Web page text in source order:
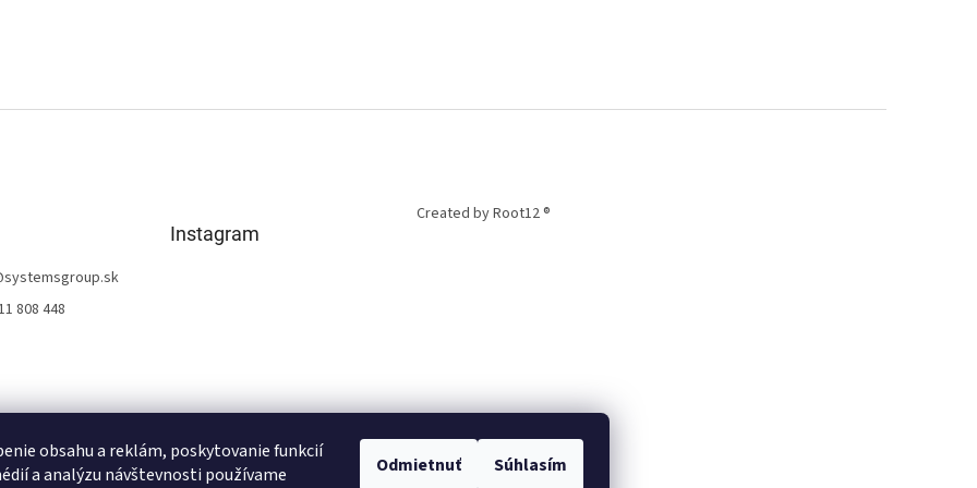
obsahu a reklám, poskytovanie funkcií
a analýzu návštevnosti používame
Odmietnuť Súhlasím
systemsgroup.sk
808 448
Instagram
Created by Root12 ®